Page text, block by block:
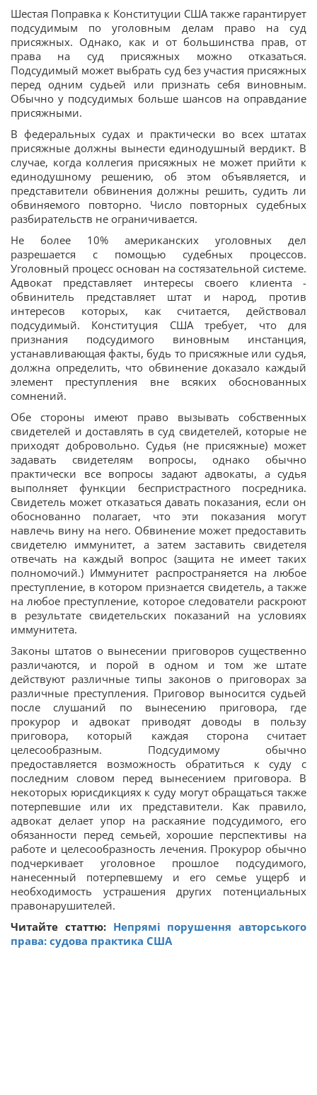
Шестая Поправка к Конституции США также гарантирует
подсудимым по уголовным делам право на суд
присяжных. Однако, как и от большинства прав, от
права на суд присяжных можно отказаться.
Подсудимый может выбрать суд без участия присяжных
перед одним судьей или признать себя виновным.
Обычно у подсудимых больше шансов на оправдание
присяжными.
В федеральных судах и практически во всех штатах
присяжные должны вынести единодушный вердикт. В
случае, когда коллегия присяжных не может прийти к
единодушному решению, об этом объявляется, и
представители обвинения должны решить, судить ли
обвиняемого повторно. Число повторных судебных
разбирательств не ограничивается.
Не более 10% американских уголовных дел
разрешается с помощью судебных процессов.
Уголовный процесс основан на состязательной системе.
Адвокат представляет интересы своего клиента -
обвинитель представляет штат и народ, против
интересов которых, как считается, действовал
подсудимый. Конституция США требует, что для
признания подсудимого виновным инстанция,
устанавливающая факты, будь то присяжные или судья,
должна определить, что обвинение доказало каждый
элемент преступления вне всяких обоснованных
сомнений.
Обе стороны имеют право вызывать собственных
свидетелей и доставлять в суд свидетелей, которые не
приходят добровольно. Судья (не присяжные) может
задавать свидетелям вопросы, однако обычно
практически все вопросы задают адвокаты, а судья
выполняет функции беспристрастного посредника.
Свидетель может отказаться давать показания, если он
обоснованно полагает, что эти показания могут
навлечь вину на него. Обвинение может предоставить
свидетелю иммунитет, а затем заставить свидетеля
отвечать на каждый вопрос (защита не имеет таких
полномочий.) Иммунитет распространяется на любое
преступление, в котором признается свидетель, а также
на любое преступление, которое следователи раскроют
в результате свидетельских показаний на условиях
иммунитета.
Законы штатов о вынесении приговоров существенно
различаются, и порой в одном и том же штате
действуют различные типы законов о приговорах за
различные преступления. Приговор выносится судьей
после слушаний по вынесению приговора, где
прокурор и адвокат приводят доводы в пользу
приговора, который каждая сторона считает
целесообразным. Подсудимому обычно
предоставляется возможность обратиться к суду с
последним словом перед вынесением приговора. В
некоторых юрисдикциях к суду могут обращаться также
потерпевшие или их представители. Как правило,
адвокат делает упор на раскаяние подсудимого, его
обязанности перед семьей, хорошие перспективы на
работе и целесообразность лечения. Прокурор обычно
подчеркивает уголовное прошлое подсудимого,
нанесенный потерпевшему и его семье ущерб и
необходимость устрашения других потенциальных
правонарушителей.
Читайте статтю: Непрямі порушення авторського
права: судова практика США